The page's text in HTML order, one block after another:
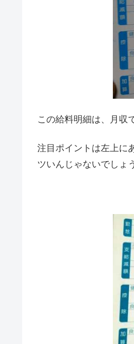
この給料明細は、月収
注目ポイントは左上に
ツいんじゃないでしょ